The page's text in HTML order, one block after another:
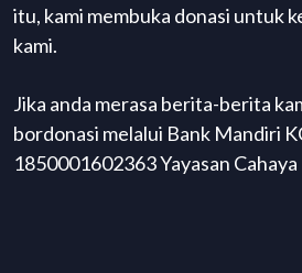
itu, kami membuka donasi untuk
kami.
Jika anda merasa berita-berita
bordonasi melalui Bank Mandiri
1850001602363 Yayasan